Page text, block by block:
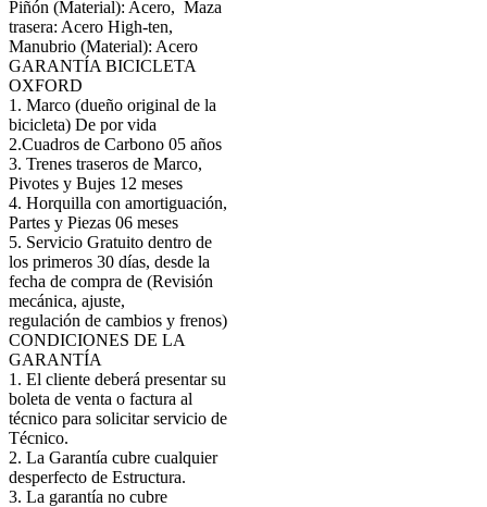
Piñón (Material): Acero, Maza
trasera: Acero High-ten,
Manubrio (Material): Acero
GARANTÍA BICICLETA
OXFORD
1. Marco (dueño original de la
bicicleta) De por vida
2.Cuadros de Carbono 05 años
3. Trenes traseros de Marco,
Pivotes y Bujes 12 meses
4. Horquilla con amortiguación,
Partes y Piezas 06 meses
5. Servicio Gratuito dentro de
los primeros 30 días, desde la
fecha de compra de (Revisión
mecánica, ajuste,
regulación de cambios y frenos)
CONDICIONES DE LA
GARANTÍA
1. El cliente deberá presentar su
boleta de venta o factura al
técnico para solicitar servicio de
Técnico.
2. La Garantía cubre cualquier
desperfecto de Estructura.
3. La garantía no cubre